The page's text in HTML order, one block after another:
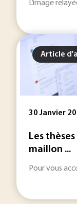
L’image
Article
30 Janvier
Les
maillon ...
Pour vous